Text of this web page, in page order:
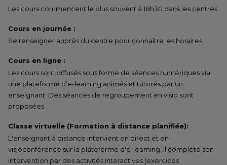
Les cours commencent le plus souvent à 18h30 dans les centres.
Cours en journée :
Se renseigner auprès du centre pour connaître les horaires.
Cours en ligne :
Les cours sont diffusés sous forme de séances numériques via
une plateforme d’e-learning animés et tutorés par un
enseignant. Des séances de regroupement en visio sont
proposées.
Classe virtuelle (Formation à distance planifiée):
L'enseignant à distance intervient en direct et en
visioconférence sur la plateforme d'e-learning. Il complète son
intervention par des activités interactives (exercices